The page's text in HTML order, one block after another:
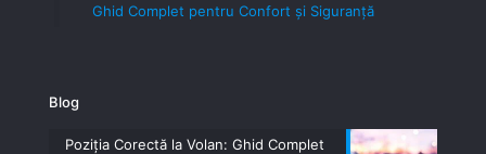
Ghid Complet pentru Confort și Siguranță
Blog
Poziția Corectă la Volan: Ghid Complet